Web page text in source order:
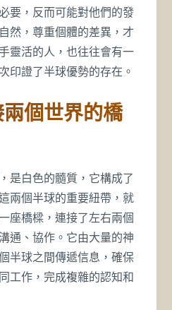
要，反而可能對他們的發
然，尊重個體的差異，才
靈活的人，也往往會有一
印證了半球優勢的存在。
個世界的橋
是白色的髓質，它構成了
兩個半球的重要紐帶，就
座橋樑，連接了左右兩個
通、協作。它由大量的神
半球之間傳遞信息，確保
工作，完成複雜的認知和